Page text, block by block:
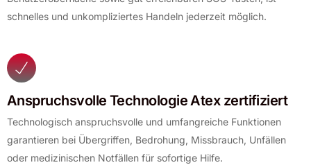
schnelles und unkompliziertes Handeln jederzeit möglich.
Anspruchsvolle Technologie Atex zertifiziert
Technologisch anspruchsvolle und umfangreiche Funktionen
garantieren bei Übergriffen, Bedrohung, Missbrauch, Unfällen
oder medizinischen Notfällen für sofortige Hilfe.